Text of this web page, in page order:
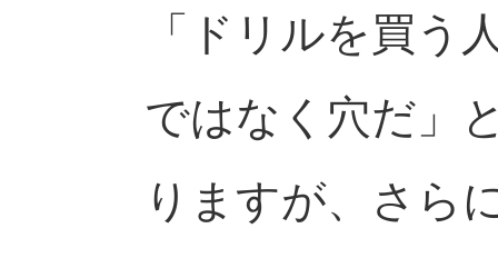
「ドリルを買う
ではなく穴だ」
りますが、さら